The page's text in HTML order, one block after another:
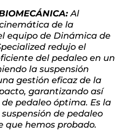
Al
de la
equipo de Dinámica de
redujo el
del pedaleo en un
la suspensión
gestión eficaz de la
garantizando así
pedaleo óptima. Es la
de pedaleo
que hemos probado.